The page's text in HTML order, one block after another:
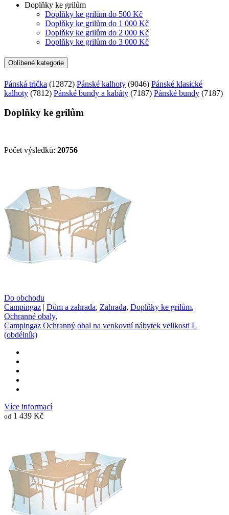
Doplňky ke grilům
Doplňky ke grilům do 500 Kč
Doplňky ke grilům do 1 000 Kč
Doplňky ke grilům do 2 000 Kč
Doplňky ke grilům do 3 000 Kč
Oblíbené kategorie
Pánská trička (12872) Pánské kalhoty (9046) Pánské klasické
kalhoty (7812) Pánské bundy a kabáty (7187) Pánské bundy (7187)
Doplňky ke grilům
Počet výsledků: 20756
Do obchodu
Campingaz | Dům a zahrada, Zahrada, Doplňky ke grilům,
Ochranné obaly,
Campingaz Ochranný obal na venkovní nábytek velikosti L
(obdélník)
Více informací
od 1 439 Kč